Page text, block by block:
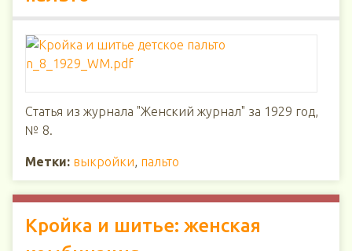
Статья из журнала "Женский журнал" за 1929 год,
№ 8.
Метки: выкройки, пальто
Кройка и шитье: женская